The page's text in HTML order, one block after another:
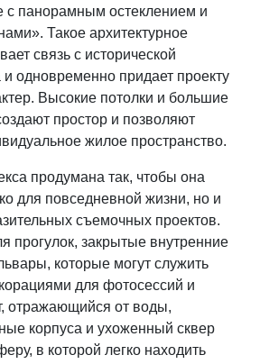
с панорамным остеклением и
Такое архитектурное
связь с исторической
и одновременно придает проекту
Высокие потолки и большие
простор и позволяют
жилое пространство.
продумана так, чтобы она
для повседневной жизни, но и
съемочных проектов.
прогулок, закрытые внутренние
которые могут служить
для фотосессий и
отражающийся от воды,
корпуса и ухоженный сквер
в которой легко находить